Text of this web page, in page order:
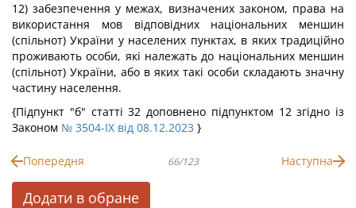
12) забезпечення у межах, визначених законом, права на
використання мов відповідних національних меншин
(спільнот) України у населених пунктах, в яких традиційно
проживають особи, які належать до національних меншин
(спільнот) України, або в яких такі особи складають значну
частину населення.
{Підпункт "б" статті 32 доповнено підпунктом 12 згідно із
Законом № 3504-IX від 08.12.2023 }
Попередня 66/123 Наступна
Додати в обране